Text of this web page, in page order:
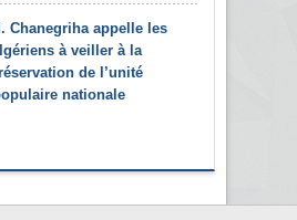
Chanegriha appelle les
à veiller à la
de l’unité
nationale